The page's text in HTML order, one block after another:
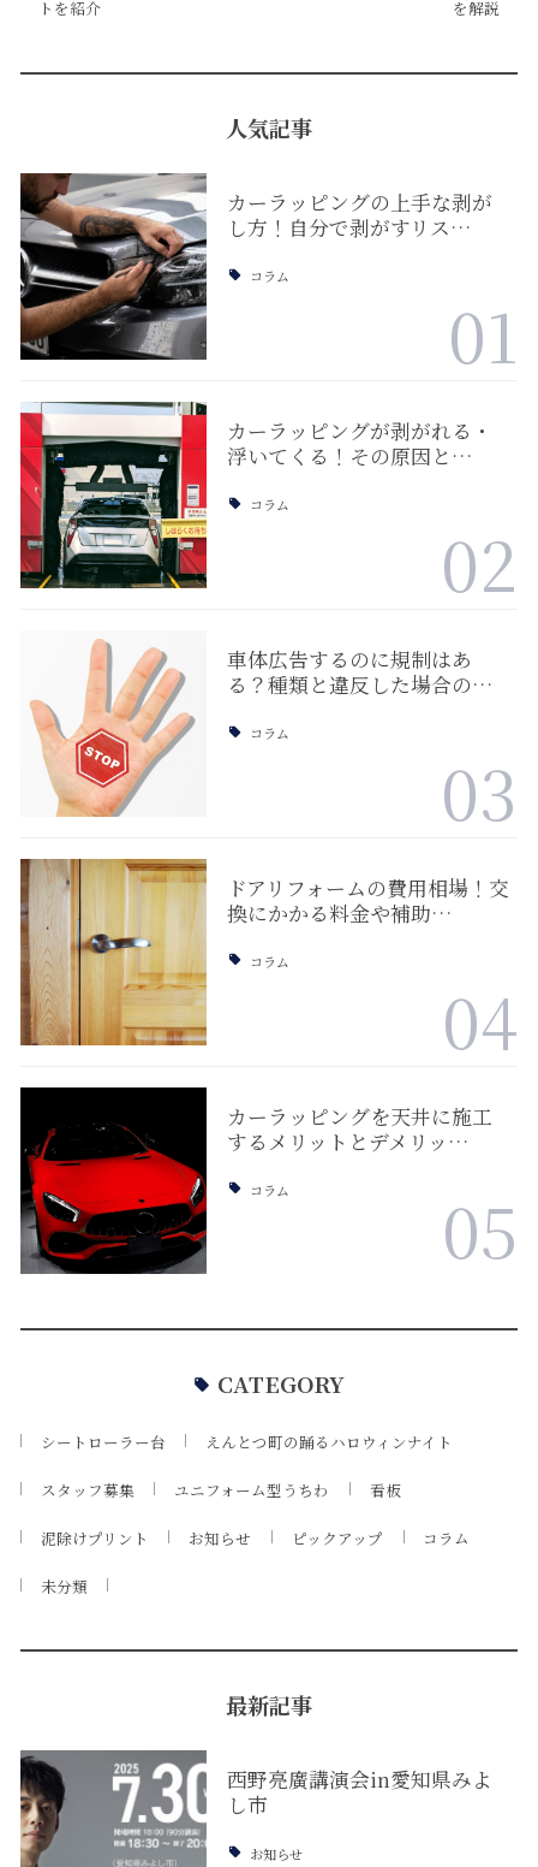
トを紹介
を解説
人気記事
カーラッピングの上手な剥が
し方！自分で剥がすリス…
コラム
01
カーラッピングが剥がれる・
浮いてくる！その原因と…
コラム
02
車体広告するのに規制はあ
る？種類と違反した場合の…
コラム
03
ドアリフォームの費用相場！交
換にかかる料金や補助…
コラム
04
カーラッピングを天井に施工
するメリットとデメリッ…
コラム 05
CATEGORY
シートローラー台 えんとつ町の踊るハロウィンナイト
スタッフ募集 ユニフォーム型うちわ 看板
泥除けプリント お知らせ ピックアップ コラム
未分類
最新記事
西野亮廣講演会in愛知県みよ
し市
お知らせ